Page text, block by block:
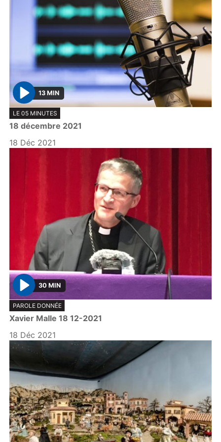
P
l
a
y
13 MIN
LE 05 MINUTES
18 décembre 2021
18 Déc 2021
P
l
a
y
30 MIN
PAROLE DONNÉE
Xavier Malle 18 12-2021
18 Déc 2021